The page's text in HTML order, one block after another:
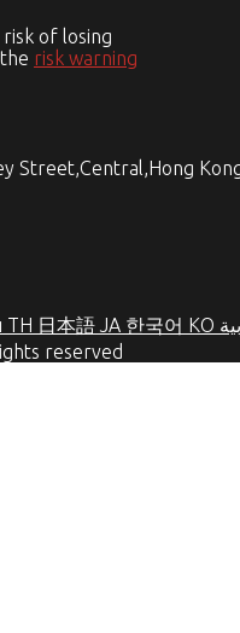
of losing
risk warning
Street,Central,Hong
TH 日本語 JA 한국어 KO
reserved